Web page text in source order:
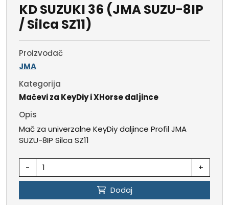
KD SUZUKI 36 (JMA SUZU-8IP
/ Silca SZ11)
Proizvođač
JMA
Kategorija
Mačevi za KeyDiy i XHorse daljince
Opis
Mač za univerzalne KeyDiy daljince Profil JMA
SUZU-8IP Silca SZ11
- +
Dodaj